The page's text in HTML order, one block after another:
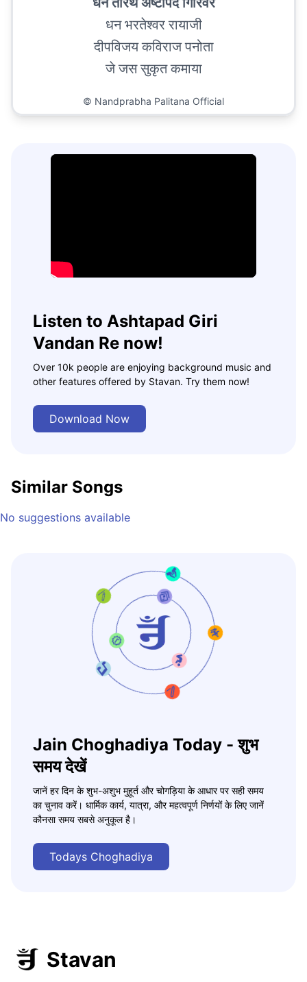
धन भरतेश्वर रायाजी
दीपविजय कविराज पनोता
जे जस सुकृत कमाया
© Nandprabha Palitana Official
Listen to Ashtapad Giri
Vandan Re now!
Over 10k people are enjoying background music and
other features offered by Stavan. Try them now!
Download Now
Similar Songs
No suggestions available
Jain Choghadiya Today - शुभ
समय देखें
जानें हर दिन के शुभ-अशुभ मुहूर्त और चोगड़िया के आधार पर सही समय
का चुनाव करें। धार्मिक कार्य, यात्रा, और महत्वपूर्ण निर्णयों के लिए जानें
कौनसा समय सबसे अनुकूल है।
Todays Choghadiya
Stavan